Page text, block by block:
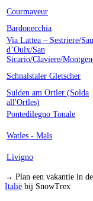
Courmayeur
Bardonecchia
Via Lattea – Sestriere/
d’Oulx/San
Sicario/Claviere/
Schnalstaler Gletscher
Sulden am Ortler (Solda
all'Ortles)
Pontedilegno Tonale
Watles - Mals
Livigno
→ Plan een vakantie in
Italië bij SnowTrex